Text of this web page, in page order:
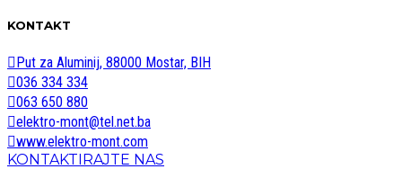
KONTAKT
Put za Aluminij, 88000 Mostar, BIH
036 334 334
063 650 880
elektro-mont@tel.net.ba
www.elektro-mont.com
KONTAKTIRAJTE NAS